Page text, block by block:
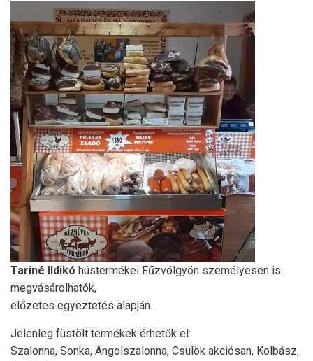
Tariné Ildikó hústermékei Fűzvölgyön személyesen is
megvásárolhatók,
előzetes egyeztetés alapján.
Jelenleg füstölt termékek érhetők el:
Szalonna, Sonka, Angolszalonna, Csülök akciósan, Kolbász,